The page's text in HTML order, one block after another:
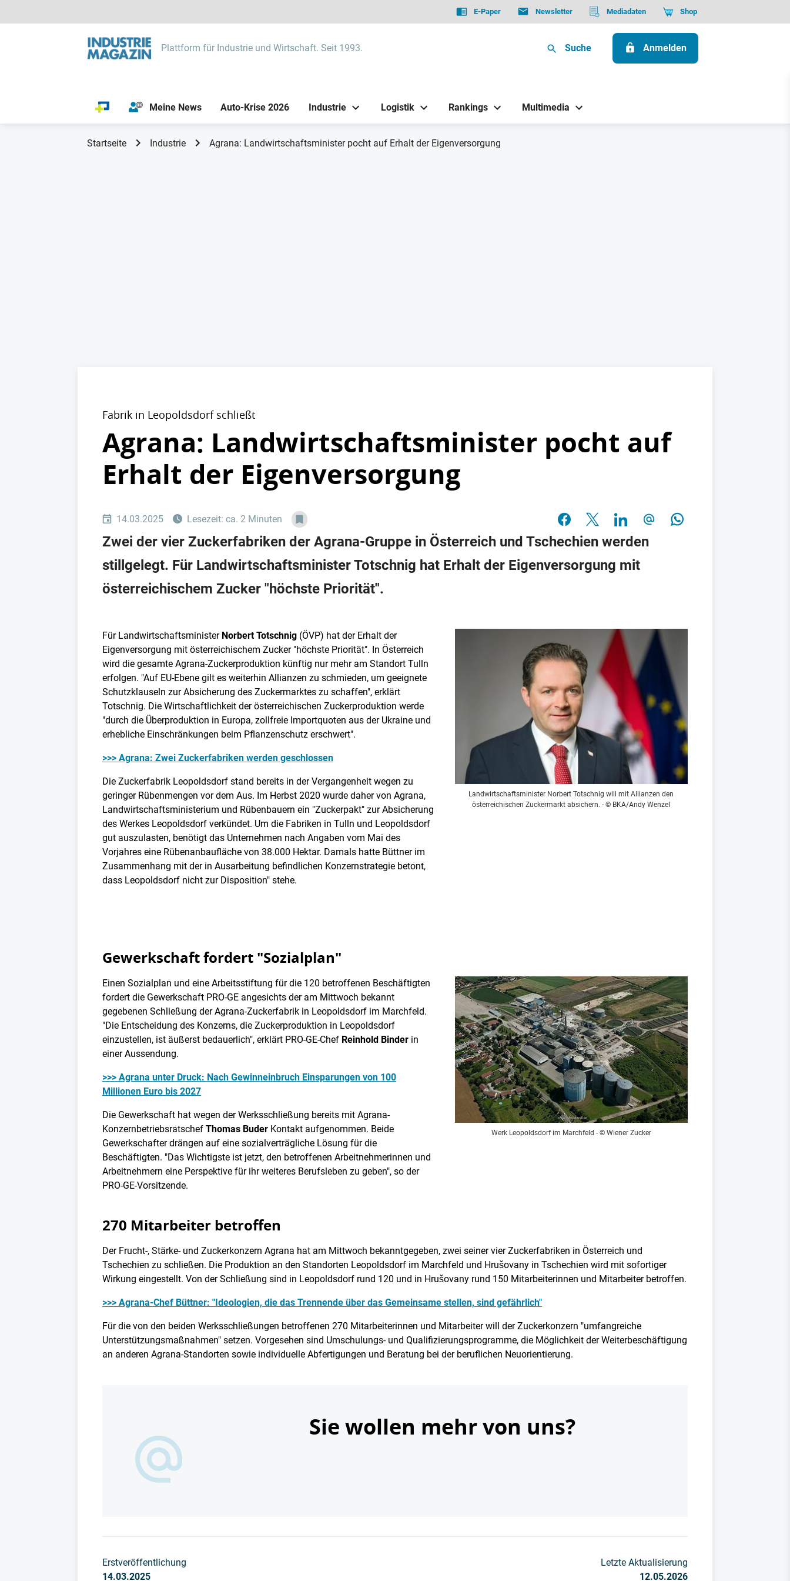
E-Paper Newsletter Mediadaten Shop
Plattform für Industrie und Wirtschaft. Seit 1993. Suche Anmelden
Meine News Auto-Krise 2026 Industrie Logistik Rankings Multimedia
Startseite Industrie Agrana: Landwirtschaftsminister pocht auf Erhalt der Eigenversorgung
Fabrik in Leopoldsdorf schließt
Agrana: Landwirtschaftsminister pocht auf
Erhalt der Eigenversorgung
14.03.2025 Lesezeit: ca. 2 Minuten
Zwei der vier Zuckerfabriken der Agrana-Gruppe in Österreich und Tschechien werden
stillgelegt. Für Landwirtschaftsminister Totschnig hat Erhalt der Eigenversorgung mit
österreichischem Zucker "höchste Priorität".
Für Landwirtschaftsminister Norbert Totschnig (ÖVP) hat der Erhalt der
Eigenversorgung mit österreichischem Zucker "höchste Priorität". In Österreich
wird die gesamte Agrana-Zuckerproduktion künftig nur mehr am Standort Tulln
erfolgen. "Auf EU-Ebene gilt es weiterhin Allianzen zu schmieden, um geeignete
Schutzklauseln zur Absicherung des Zuckermarktes zu schaffen", erklärt
Totschnig. Die Wirtschaftlichkeit der österreichischen Zuckerproduktion werde
"durch die Überproduktion in Europa, zollfreie Importquoten aus der Ukraine und
erhebliche Einschränkungen beim Pflanzenschutz erschwert".
>>> Agrana: Zwei Zuckerfabriken werden geschlossen
Die Zuckerfabrik Leopoldsdorf stand bereits in der Vergangenheit wegen zu
geringer Rübenmengen vor dem Aus. Im Herbst 2020 wurde daher von Agrana,
Landwirtschaftsministerium und Rübenbauern ein "Zuckerpakt" zur Absicherung
des Werkes Leopoldsdorf verkündet. Um die Fabriken in Tulln und Leopoldsdorf
gut auszulasten, benötigt das Unternehmen nach Angaben vom Mai des
Vorjahres eine Rübenanbaufläche von 38.000 Hektar. Damals hatte Büttner im
Zusammenhang mit der in Ausarbeitung befindlichen Konzernstrategie betont,
dass Leopoldsdorf nicht zur Disposition" stehe.
Landwirtschaftsminister Norbert Totschnig will mit Allianzen den
österreichischen Zuckermarkt absichern. - © BKA/Andy Wenzel
Gewerkschaft fordert "Sozialplan"
Einen Sozialplan und eine Arbeitsstiftung für die 120 betroffenen Beschäftigten
fordert die Gewerkschaft PRO-GE angesichts der am Mittwoch bekannt
gegebenen Schließung der Agrana-Zuckerfabrik in Leopoldsdorf im Marchfeld.
"Die Entscheidung des Konzerns, die Zuckerproduktion in Leopoldsdorf
einzustellen, ist äußerst bedauerlich", erklärt PRO-GE-Chef Reinhold Binder in
einer Aussendung.
>>> Agrana unter Druck: Nach Gewinneinbruch Einsparungen von 100
Millionen Euro bis 2027
Die Gewerkschaft hat wegen der Werksschließung bereits mit Agrana-
Konzernbetriebsratschef Thomas Buder Kontakt aufgenommen. Beide
Gewerkschafter drängen auf eine sozialverträgliche Lösung für die
Beschäftigten. "Das Wichtigste ist jetzt, den betroffenen Arbeitnehmerinnen und
Arbeitnehmern eine Perspektive für ihr weiteres Berufsleben zu geben", so der
PRO-GE-Vorsitzende.
Werk Leopoldsdorf im Marchfeld - © Wiener Zucker
270 Mitarbeiter betroffen
Der Frucht-, Stärke- und Zuckerkonzern Agrana hat am Mittwoch bekanntgegeben, zwei seiner vier Zuckerfabriken in Österreich und
Tschechien zu schließen. Die Produktion an den Standorten Leopoldsdorf im Marchfeld und Hrušovany in Tschechien wird mit sofortiger
Wirkung eingestellt. Von der Schließung sind in Leopoldsdorf rund 120 und in Hrušovany rund 150 Mitarbeiterinnen und Mitarbeiter betroffen.
>>> Agrana-Chef Büttner: "Ideologien, die das Trennende über das Gemeinsame stellen, sind gefährlich"
Für die von den beiden Werksschließungen betroffenen 270 Mitarbeiterinnen und Mitarbeiter will der Zuckerkonzern "umfangreiche
Unterstützungsmaßnahmen" setzen. Vorgesehen sind Umschulungs- und Qualifizierungsprogramme, die Möglichkeit der Weiterbeschäftigung
an anderen Agrana-Standorten sowie individuelle Abfertigungen und Beratung bei der beruflichen Neuorientierung.
Sie wollen mehr von uns?
Erstveröffentlichung
14.03.2025
Letzte Aktualisierung
12.05.2026